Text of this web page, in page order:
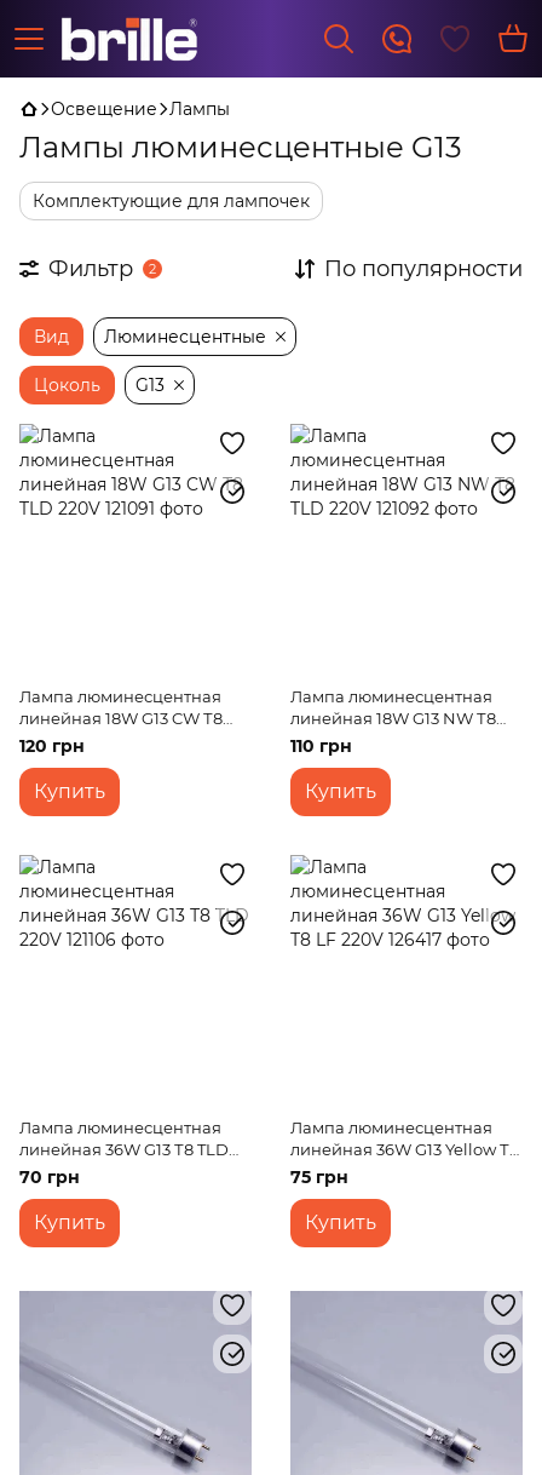
Освещение Лампы
Лампы люминесцентные G13
Комплектующие для лампочек
Фильтр 2 По популярности
Вид Люминесцентные
Цоколь G13
Лампа люминесцентная
линейная 18W G13 CW Т8
TLD 220V
120 грн
Купить
Лампа люминесцентная
линейная 18W G13 NW Т8
TLD 220V
110 грн
Купить
Лампа люминесцентная
линейная 36W G13 Т8 TLD
220V
70 грн
Купить
Лампа люминесцентная
линейная 36W G13 Yellow Т8
LF 220V
75 грн
Купить